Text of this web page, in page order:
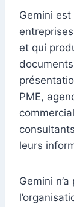
Gemini
et qui
PME,
leurs
Gemini